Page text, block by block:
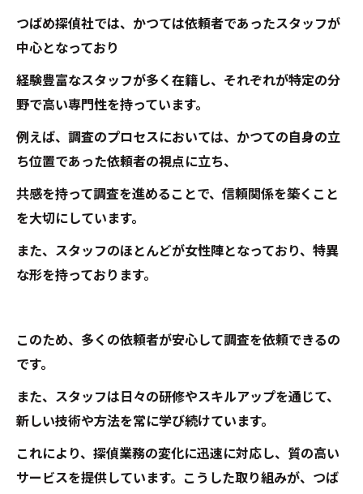
つばめ探偵社では、かつては依頼者であったスタッフが
中心となっており
経験豊富なスタッフが多く在籍し、それぞれが特定の分
野で高い専門性を持っています。
例えば、調査のプロセスにおいては、かつての自身の立
ち位置であった依頼者の視点に立ち、
共感を持って調査を進めることで、信頼関係を築くこと
を大切にしています。
また、スタッフのほとんどが女性陣となっており、特異
な形を持っております。
このため、多くの依頼者が安心して調査を依頼できるの
です。
また、スタッフは日々の研修やスキルアップを通じて、
新しい技術や方法を常に学び続けています。
これにより、探偵業務の変化に迅速に対応し、質の高い
サービスを提供しています。こうした取り組みが、つば